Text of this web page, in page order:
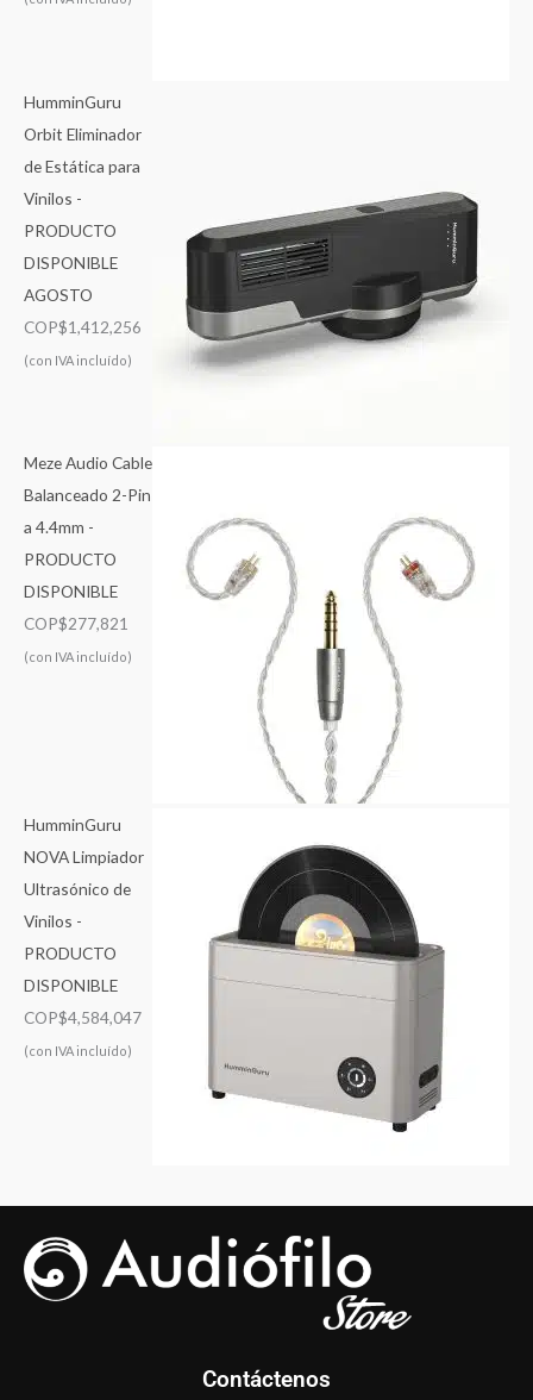
HumminGuru
Orbit Eliminador
de Estática para
Vinilos -
PRODUCTO
DISPONIBLE
AGOSTO
COP$1,412,256
(con IVA incluído)
Meze Audio Cable
Balanceado 2-Pin
a 4.4mm -
PRODUCTO
DISPONIBLE
COP$277,821
(con IVA incluído)
HumminGuru
NOVA Limpiador
Ultrasónico de
Vinilos -
PRODUCTO
DISPONIBLE
COP$4,584,047
(con IVA incluído)
Contáctenos